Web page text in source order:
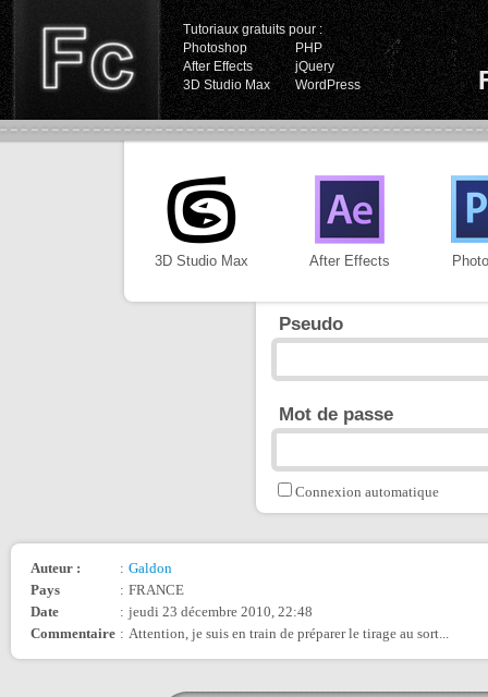
Tutoriaux gratuits pour :
Photoshop
PHP
After Effects
jQuery
3D Studio Max
WordPress
3D Studio Max After Effects
Pseudo
Mot de passe
Connexion automatique
Auteur : : Galdon
Pays
: FRANCE
Date
: jeudi 23 décembre 2010, 22:48
Commentaire : Attention, je suis en train de préparer le tirage au sort...